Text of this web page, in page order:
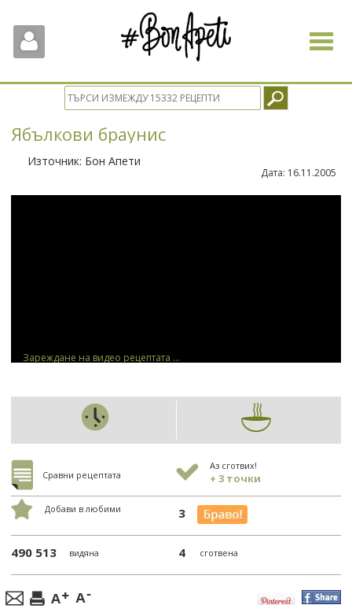
Toggle
Ябълкови браунис
Източник: Бон Апети
Дата: 16.11.2005
Зареждане на видео рецептата ...
Сравни рецептата
Аз сготвих!
+ 3 точки
Добави в любими 3
490 513 видяна 4 сготвена